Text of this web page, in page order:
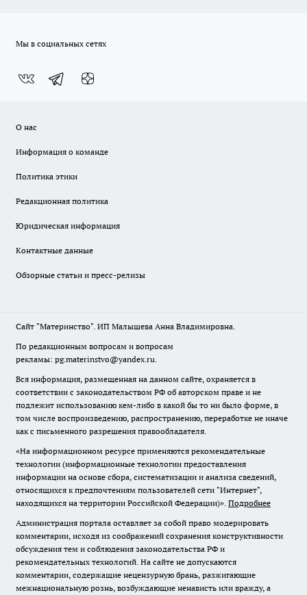
Мы в социальных сетях
О нас
Информация о команде
Политика этики
Редакционная политика
Юридическая информация
Контактные данные
Обзорные статьи и пресс-релизы
Сайт "Материнство". ИП Малышева Анна Владимировна.
По редакционным вопросам и вопросам
рекламы: pg.materinstvo@yandex.ru.
Вся информация, размещенная на данном сайте, охраняется в
соответствии с законодательством РФ об авторском праве и не
подлежит использованию кем-либо в какой бы то ни было форме, в
том числе воспроизведению, распространению, переработке не иначе
как с письменного разрешения правообладателя.
«На информационном ресурсе применяются рекомендательные
технологии (информационные технологии предоставления
информации на основе сбора, систематизации и анализа сведений,
относящихся к предпочтениям пользователей сети "Интернет",
находящихся на территории Российской Федерации)». Подробнее
Администрация портала оставляет за собой право модерировать
комментарии, исходя из соображений сохранения конструктивности
обсуждения тем и соблюдения законодательства РФ и
рекомендательных технологий. На сайте не допускаются
комментарии, содержащие нецензурную брань, разжигающие
межнациональную рознь, возбуждающие ненависть или вражду, а